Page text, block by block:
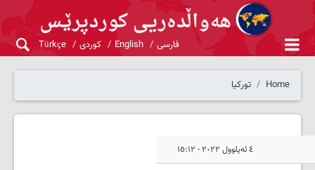
فارسی English کوردی Türkçe
Home تورکیا
٤ ئەیلوول ٢٠٢٢ - ١٥:١٢